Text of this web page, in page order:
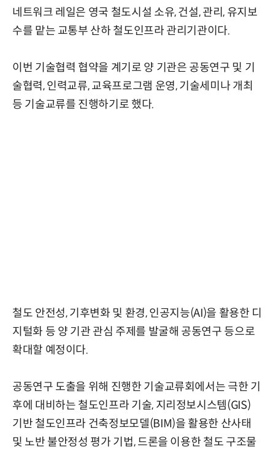
네트워크 레일은 영국 철도시설 소유, 건설, 관리, 유지보
수를 맡는 교통부 산하 철도인프라 관리기관이다.
이번 기술협력 협약을 계기로 양 기관은 공동연구 및 기
술협력, 인력교류, 교육프로그램 운영, 기술세미나 개최
등 기술교류를 진행하기로 했다.
철도 안전성, 기후변화 및 환경, 인공지능(AI)을 활용한 디
지털화 등 양 기관 관심 주제를 발굴해 공동연구 등으로
확대할 예정이다.
공동연구 도출을 위해 진행한 기술교류회에서는 극한 기
후에 대비하는 철도인프라 기술, 지리정보시스템(GIS)
기반 철도인프라 건축정보모델(BIM)을 활용한 산사태
및 노반 불안정성 평가 기법, 드론을 이용한 철도 구조물